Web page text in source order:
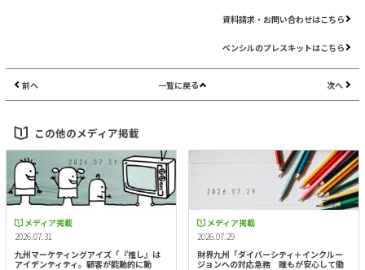
資料請求・お問い合わせはこちら
ペンシルのプレスキットはこちら
前へ 一覧に戻る 次へ
この他のメディア掲載
メディア掲載
2026.07.31
九州マーケティングアイズ「『推し』は
アイデンティティ。顧客が能動的に動
メディア掲載
2026.07.29
財界九州「ダイバーシティ＋インクルー
ジョンへの対応急務 誰もが安心して働